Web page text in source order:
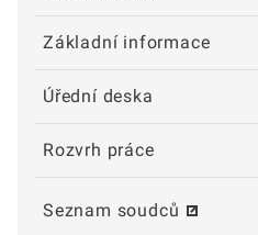
Základní informace
Úřední deska
Rozvrh práce
Seznam soudců